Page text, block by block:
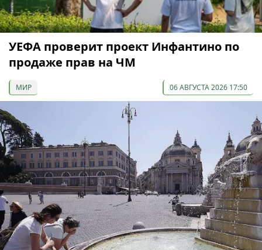
УЕФА проверит проект Инфантино по
продаже прав на ЧМ
МИР 06 АВГУСТА 2026 17:50